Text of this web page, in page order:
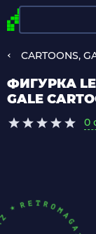
CARTOONS,
ФИГУРКА
GALE
0